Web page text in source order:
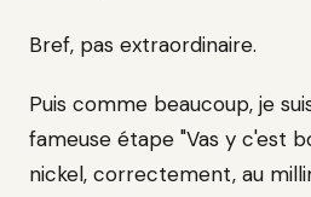
Bref, pas extraordinaire.
Puis comme beaucoup, je
fameuse étape "Vas y c'est
nickel, correctement, au